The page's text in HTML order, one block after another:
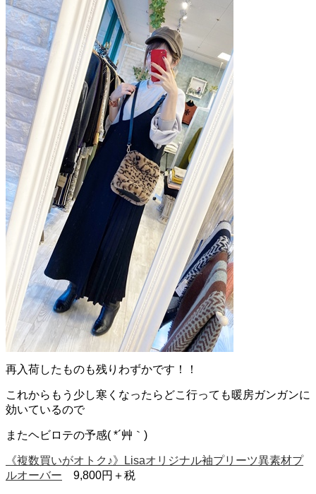
再入荷したものも残りわずかです！！
これからもう少し寒くなったらどこ行っても暖房ガンガンに
効いているので
またヘビロテの予感( *´艸｀)
《複数買いがオトク♪》Lisaオリジナル袖プリーツ異素材プ
ルオーバー 9,800円＋税